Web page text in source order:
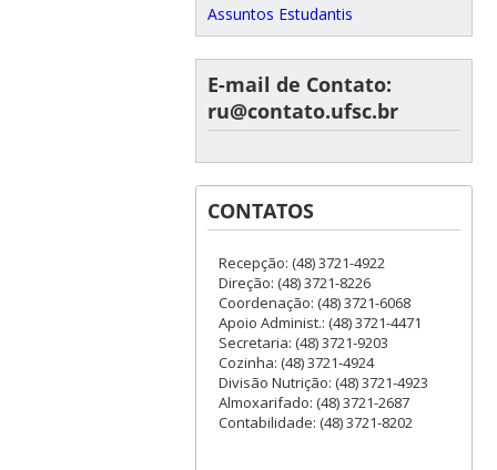
Assuntos Estudantis
E-mail de Contato:
ru@contato.ufsc.br
CONTATOS
Recepção: (48) 3721-4922
Direção: (48) 3721-8226
Coordenação: (48) 3721-6068
Apoio Administ.: (48) 3721-4471
Secretaria: (48) 3721-9203
Cozinha: (48) 3721-4924
Divisão Nutrição: (48) 3721-4923
Almoxarifado: (48) 3721-2687
Contabilidade: (48) 3721-8202